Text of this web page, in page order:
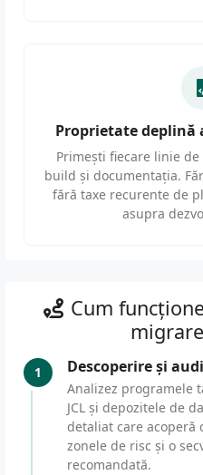
Proprietate deplină
Primești fiecare linie
build și documentația.
fără taxe recurente de
asupra
Cum
1 Descoperire și
Analizez programele
JCL și depozitele de
detaliat care acoperă
zonele de risc și o
recomandată.